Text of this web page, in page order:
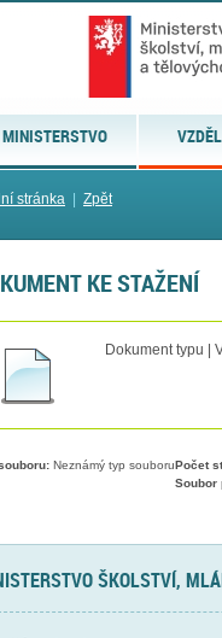
MINISTERSTVO
stránka Zpět
KE STAŽENÍ
Dokument typu |
Neznámý typ souboru Počet
Soubor
ŠKOLSTVÍ,